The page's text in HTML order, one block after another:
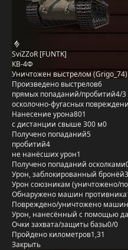
SviZZoR [FUNTK]
КВ-4Ф
Уничтожен выстрелом (Grigo_74)
Произведено выстрелов6
прямых попаданий/пробитий4/3
осколочно-фугасных
Нанесение урона801
с дистанции свыше 300 м0
Получено попаданий5
пробитий4
не нанёсших урон1
Получено попаданий осколками
Урон, заблокированный бронёй
Урон союзникам (уничтожено/
Обнаружено машин противника
Повреждено/уничтожено
Урон, нанесённый с помощью
Очки захвата/защиты базы0/0
Пройдено километров1,31
Закрыть